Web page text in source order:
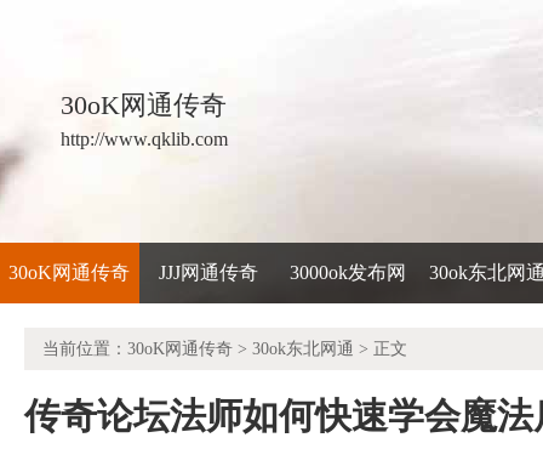
30oK网通传奇
http://www.qklib.com
30oK网通传奇 JJJ网通传奇 3000ok发布网 30ok东北网
当前位置： 30oK网通传奇 > 30ok东北网通 > 正文
传奇论坛法师如何快速学会魔法